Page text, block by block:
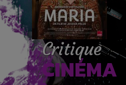
Critique
CINÉMA